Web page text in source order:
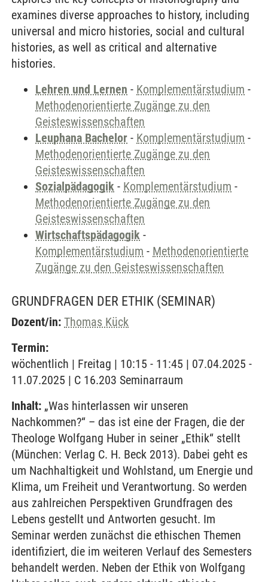
examines diverse approaches to history, including
universal and micro histories, social and cultural
histories, as well as critical and alternative
histories.
Lehren und Lernen - Komplementärstudium -
Methodenorientierte Zugänge zu den
Geisteswissenschaften
Leuphana Bachelor - Komplementärstudium -
Methodenorientierte Zugänge zu den
Geisteswissenschaften
Sozialpädagogik - Komplementärstudium -
Methodenorientierte Zugänge zu den
Geisteswissenschaften
Wirtschaftspädagogik -
Komplementärstudium - Methodenorientierte
Zugänge zu den Geisteswissenschaften
GRUNDFRAGEN DER ETHIK (SEMINAR)
Dozent/in: Thomas Kück
Termin:
wöchentlich | Freitag | 10:15 - 11:45 | 07.04.2025 -
11.07.2025 | C 16.203 Seminarraum
Inhalt: „Was hinterlassen wir unseren
Nachkommen?“ – das ist eine der Fragen, die der
Theologe Wolfgang Huber in seiner „Ethik“ stellt
(München: Verlag C. H. Beck 2013). Dabei geht es
um Nachhaltigkeit und Wohlstand, um Energie und
Klima, um Freiheit und Verantwortung. So werden
aus zahlreichen Perspektiven Grundfragen des
Lebens gestellt und Antworten gesucht. Im
Seminar werden zunächst die ethischen Themen
identifiziert, die im weiteren Verlauf des Semesters
behandelt werden. Neben der Ethik von Wolfgang